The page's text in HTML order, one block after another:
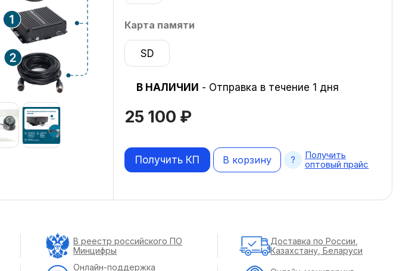
25 100 ₽
Карта памяти
SD
В НАЛИЧИИ - Отправка в течение 1 дня
В корзину
Получить КП
Получить
оптовый прайс
В реестр российского ПО
Минцифры
Доставка по России,
Казахстану, Беларуси
Онлайн-поддержка